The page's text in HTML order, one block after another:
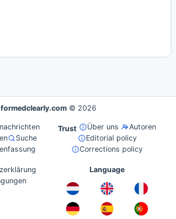
© 2026
Suche
Trust Über uns
Autoren
Editorial policy
Corrections policy
Language